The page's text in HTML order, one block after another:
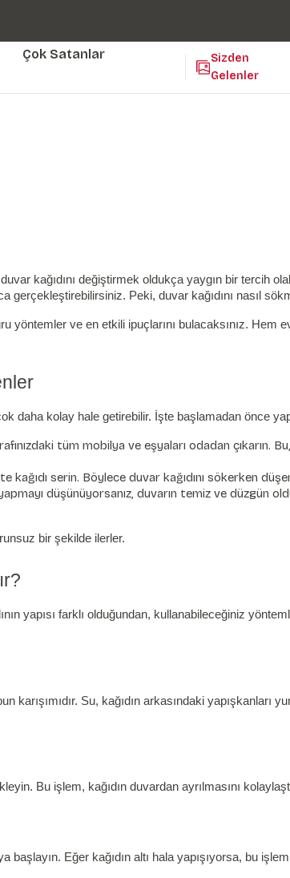
Yapışkanlı Kolay Uygulanan Duvar Kağıtları😇
Çok Satanlar
Sizden
Gelenler
kağıdını değiştirmek oldukça yaygın bir tercih
Peki, duvar kağıdını nasıl
yöntemler ve en etkili ipuçlarını bulacaksınız.
daha kolay hale getirebilir. İşte başlamadan önce
tüm mobilya ve eşyaları odadan çıkarın.
serin. Böylece duvar kağıdını sökerken
düşünüyorsanız, duvarın temiz ve düzgün
bir şekilde ilerler.
yapısı farklı olduğundan, kullanabileceğiniz
Su, kağıdın arkasındaki yapışkanları
Bu işlem, kağıdın duvardan ayrılmasını
başlayın. Eğer kağıdın altı hala yapışıyorsa, bu